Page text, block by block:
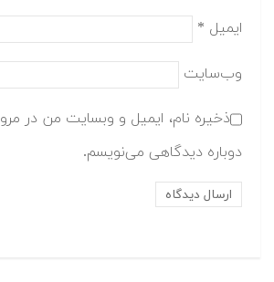
ایمیل *
وب‌سایت
ذخیره نام، ایمیل و وبسایت من در
دوباره دیدگاهی می‌نویسم.